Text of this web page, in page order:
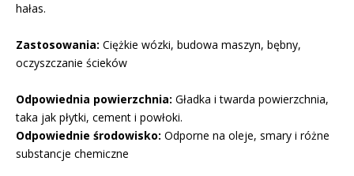
hałas.
Zastosowania: Ciężkie wózki, budowa maszyn, bębny,
oczyszczanie ścieków
Odpowiednia powierzchnia: Gładka i twarda powierzchnia,
taka jak płytki, cement i powłoki.
Odpowiednie środowisko: Odporne na oleje, smary i różne
substancje chemiczne